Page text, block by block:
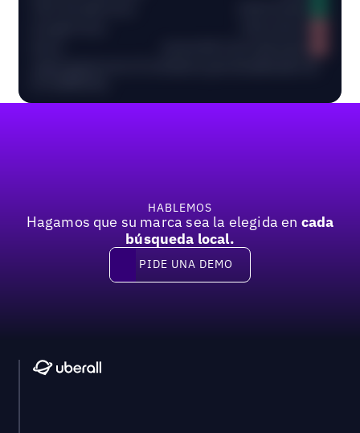
HABLEMOS
Hagamos que su marca sea la elegida en cada
búsqueda local.
Pide una demo
PIDE UNA DEMO